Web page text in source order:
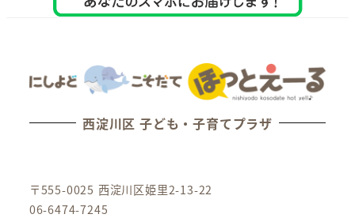
西淀川区 子ども・子育てプラザ
〒555-0025 西淀川区姫里2-13-22
06-6474-7245